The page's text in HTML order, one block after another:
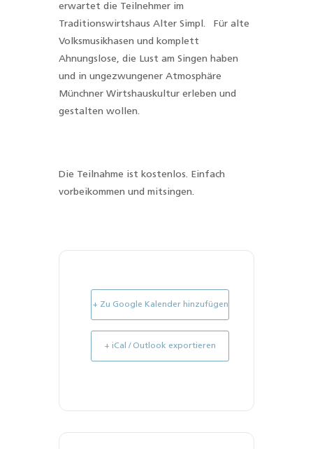
erwartet die Teilnehmer im
Traditionswirtshaus Alter Simpl. Für alte
Volksmusikhasen und komplett
Ahnungslose, die Lust am Singen haben
und in ungezwungener Atmosphäre
Münchner Wirtshauskultur erleben und
gestalten wollen.
Die Teilnahme ist kostenlos. Einfach
vorbeikommen und mitsingen.
+ Zu Google Kalender hinzufügen
+ iCal / Outlook exportieren